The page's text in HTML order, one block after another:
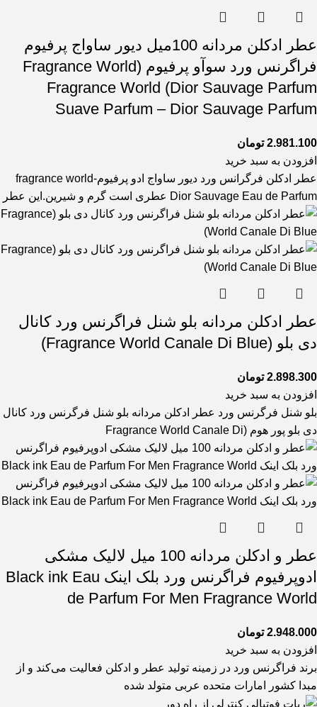
عطر ادکلن مردانه 100میل دیور ساواج پرفیوم
فراگرنس ورد سوآو پرفیوم (Fragrance World
Dior Sauvage Parfum) Fragrance World
Suave Parfum – Dior Sauvage Parfum
2.981.100 تومان
افزودن به سبد خرید
عطر ادکلن فرگرانس ورد دیور ساواج ادو پرفیوم-fragrance world
Dior Sauvage Eau de Parfum عطری است گرم و شیرین.این عطر
عطر ادکلن مردانه بلو شنل فراگرنس ورد کانال
دی بلو (Fragrance World Canale Di Blue)
2.898.300 تومان
افزودن به سبد خرید
بلو شنل فرگرنس ورد عطر ادکلن مردانه بلو شنل فرگرنس ورد کانال
دی بلو پور هوم (Fragrance World Canale Di
عطر و ادکلن مردانه 100 میل لالیک مشکی
ادوپرفیوم فراگرنس ورد بلک اینک Black ink Eau
de Parfum For Men Fragrance World
2.948.000 تومان
افزودن به سبد خرید
برند فراگرنس ورد در زمینه تولید عطر و ادکلن فعالیت می‌کند و از
مبدا کشور امارات متحده عربی متولد شده